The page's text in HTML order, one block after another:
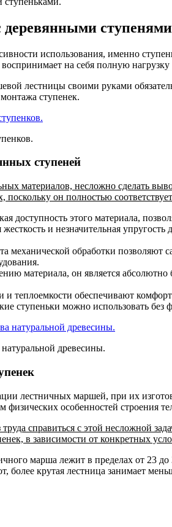
деревянными
использования, именно
на себя полную
лестницы своими руками
ступенек.
ступеней
материалов, несложно сделать
он полностью
доступность этого материала,
и незначительная
механической обработки позволяют
материала, он является
и теплоемкости обеспечивают
ступеньки можно использовать
древесины.
лестничных маршей, при их
физических особенностей строения
справиться с этой несложной
в зависимости от конкретных
марша лежит в пределах от 23 до
более крутая лестница занимает